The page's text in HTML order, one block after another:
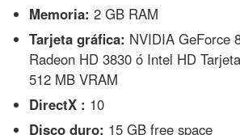
Memoria:2 GB RAM
Tarjeta gráfica: NVIDIA GeForce
Radeon HD 3830 ó Intel HD
512 MB VRAM
DirectX : 10
Disco duro: 15 GB free space